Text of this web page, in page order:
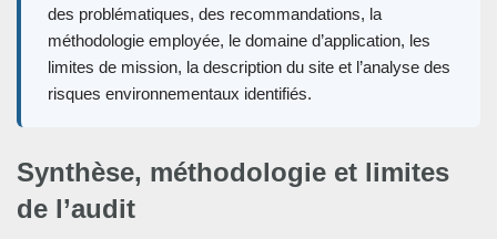
des problématiques, des recommandations, la
méthodologie employée, le domaine d’application, les
limites de mission, la description du site et l’analyse des
risques environnementaux identifiés.
Synthèse, méthodologie et limites
de l’audit